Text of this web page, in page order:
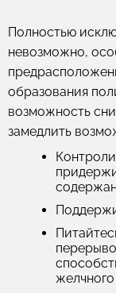
Полностью
невозможно,
образования
возможность
замедлить
желчного